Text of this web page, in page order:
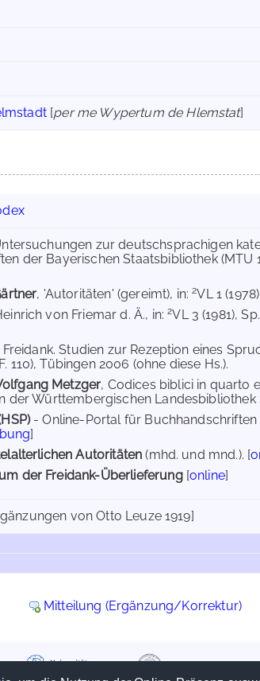
[per me Wypertum de Hlemstat]
zur deutschsprachigen
der Bayerischen Staatsbibliothek (MTU
, 'Autoritäten' (gereimt), in:2VL 1
von Friemar d. Ä., in:2VL 3 (1981),
Studien zur Rezeption eines
110), Tübingen 2006 (ohne diese Hs.).
Metzger, Codices biblici in quarto
der Württembergischen Landesbibliothek
- Online-Portal für
]
Autoritäten (mhd. und mnd.). [
der Freidank-Überlieferung[online]
von Otto Leuze 1919]
Mitteilung (Ergänzung/Korrektur)